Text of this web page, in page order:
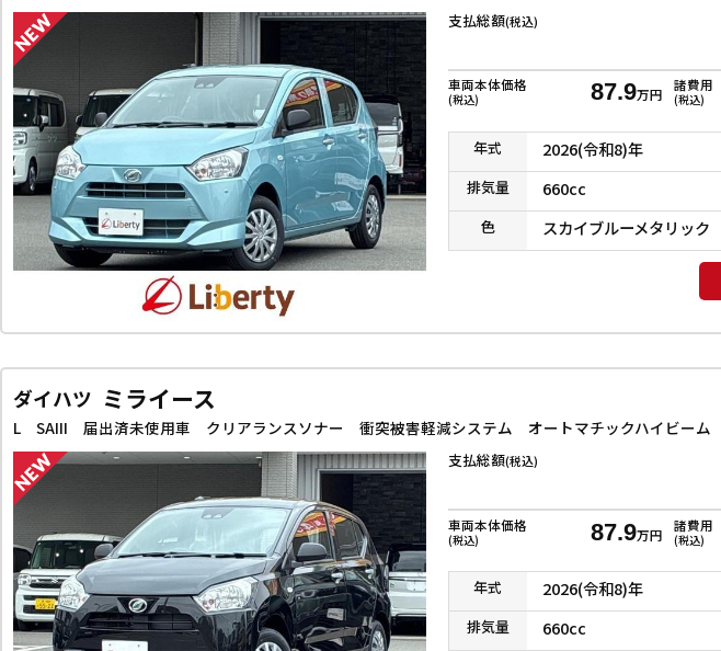
支払総額(税込)
車両本体価格
(税込) 87.9万円
諸費用
(税込)
年式 2026(令和8)年
排気量 660cc
色 スカイブルーメタリック
ダイハツ ミライース
支払総額(税込)
車両本体価格
(税込) 87.9万円
諸費用
(税込)
年式 2026(令和8)年
排気量 660cc